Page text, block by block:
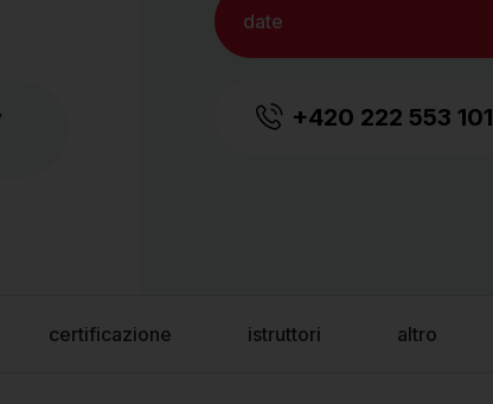
date
+420 222 553 101
certificazione istruttori altro